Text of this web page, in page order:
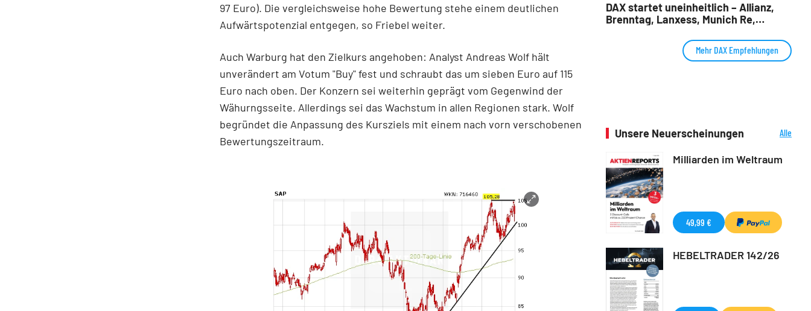
97 Euro). Die vergleichsweise hohe Bewertung stehe einem deutlichen
Aufwärtspotenzial entgegen, so Friebel weiter.
Auch Warburg hat den Zielkurs angehoben: Analyst Andreas Wolf hält
unverändert am Votum "Buy" fest und schraubt das um sieben Euro auf 115
Euro nach oben. Der Konzern sei weiterhin geprägt vom Gegenwind der
Wähurngsseite. Allerdings sei das Wachstum in allen Regionen stark. Wolf
begründet die Anpassung des Kursziels mit einem nach vorn verschobenen
Bewertungszeitraum.
DAX startet uneinheitlich – Allianz,
Brenntag, Lanxess, Munich Re,
Mehr DAX Empfehlungen
Unsere Neuerscheinungen
Alle
Milliarden im Weltraum
49,99 €
HEBELTRADER 142/26